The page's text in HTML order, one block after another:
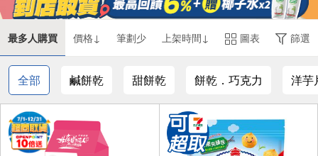
最多人購買 價格↓ 筆劃少 上架時間↓ 圖表 篩選
全部 鹹餅乾 甜餅乾 餅乾．巧克力 洋芋